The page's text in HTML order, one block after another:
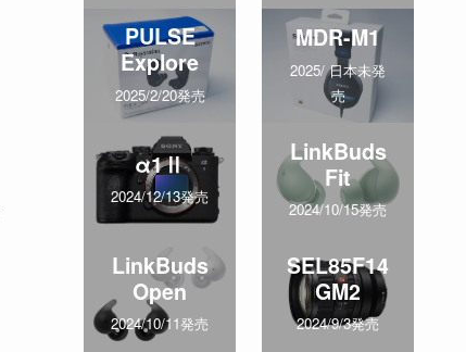
PULSE
Explore
2025/2/20発売
MDR-M1
2025/ 日本未発
売
α1Ⅱ
2024/12/13発売
LinkBuds
Fit
2024/10/15発売
LinkBuds
Open
2024/10/11発売
SEL85F14
GM2
2024/9/3発売